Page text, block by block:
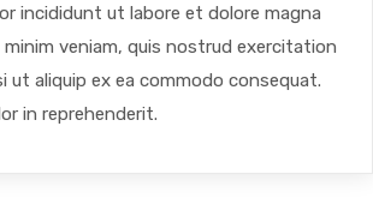
incididunt ut labore et dolore magna
minim veniam, quis nostrud exercitation
ut aliquip ex ea commodo consequat.
in reprehenderit.